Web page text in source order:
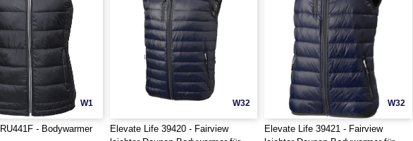
W1
- Bodywarmer
W32
Elevate Life 39420 - Fairview
W32
Elevate Life 39421 - Fairview